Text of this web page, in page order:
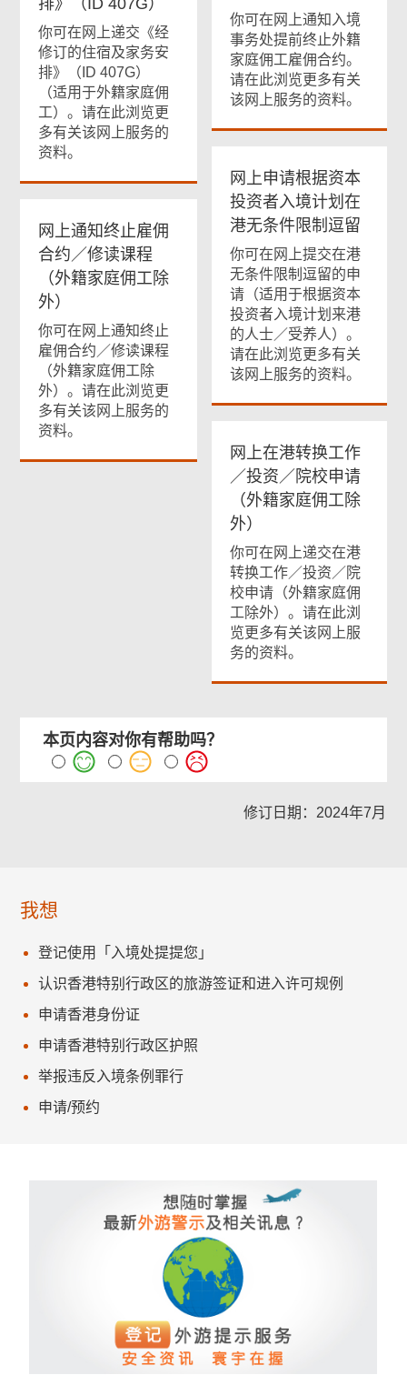
你可在网上通知入境
事务处提前终止外籍
家庭佣工雇佣合约。
请在此浏览更多有关
该网上服务的资料。
排》（ID 407G）
你可在网上递交《经
修订的住宿及家务安
排》（ID 407G）
（适用于外籍家庭佣
工）。请在此浏览更
多有关该网上服务的
资料。
网上申请根据资本
投资者入境计划在
港无条件限制逗留
你可在网上提交在港
无条件限制逗留的申
请（适用于根据资本
投资者入境计划来港
的人士／受养人）。
请在此浏览更多有关
该网上服务的资料。
网上通知终止雇佣
合约／修读课程
（外籍家庭佣工除
外）
你可在网上通知终止
雇佣合约／修读课程
（外籍家庭佣工除
外）。请在此浏览更
多有关该网上服务的
资料。
网上在港转换工作
／投资／院校申请
（外籍家庭佣工除
外）
你可在网上递交在港
转换工作／投资／院
校申请（外籍家庭佣
工除外）。请在此浏
览更多有关该网上服
务的资料。
本页内容对你有帮助吗？
修订日期：2024年7月
我想
登记使用「入境处提提您」
认识香港特别行政区的旅游签证和进入许可规例
申请香港身份证
申请香港特别行政区护照
举报违反入境条例罪行
申请/预约